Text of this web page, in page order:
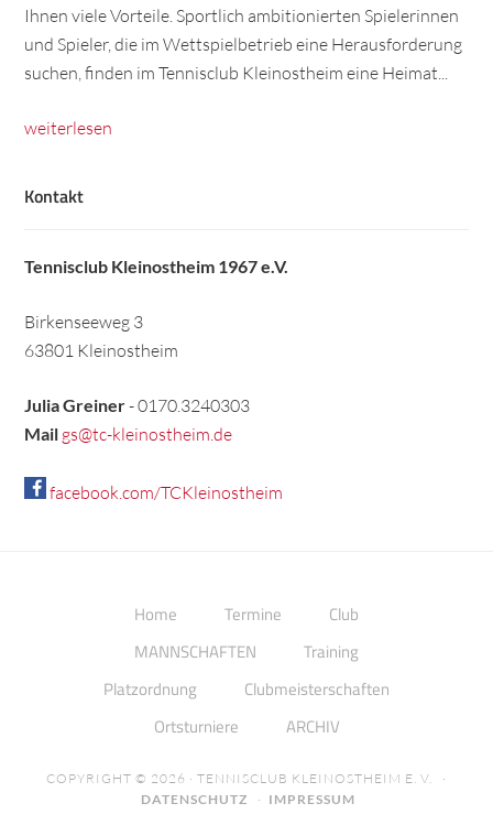
Ihnen viele Vorteile. Sportlich ambitionierten Spielerinnen
und Spieler, die im Wettspielbetrieb eine Herausforderung
suchen, finden im Tennisclub Kleinostheim eine Heimat...
weiterlesen
Kontakt
Tennisclub Kleinostheim 1967 e.V.
Birkenseeweg 3
63801 Kleinostheim
Julia Greiner- 0170.3240303
Mail gs@tc-kleinostheim.de
facebook.com/TCKleinostheim
Home Termine
Club
MANNSCHAFTEN
Training
Platzordnung
Clubmeisterschaften
Ortsturniere
ARCHIV
COPYRIGHT © 2026 · TENNISCLUB KLEINOSTHEIM E. V. ·
DATENSCHUTZ · IMPRESSUM